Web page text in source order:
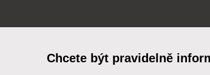
Chcete být pravidelně